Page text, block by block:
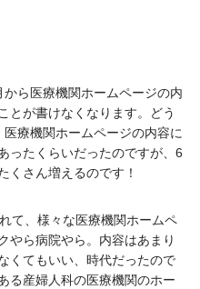
ら医療機関ホームページの内
とが書けなくなります。どう
療機関ホームページの内容に
ったくらいだったのですが、6
くさん増えるのです！
て、様々な医療機関ホームペ
やら病院やら。内容はあまり
くてもいい、時代だったので
る産婦人科の医療機関のホー